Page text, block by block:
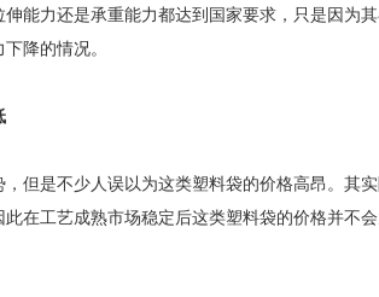
能力还是承重能力都达到国家要求，只是因为
降的情况。
但是不少人误以为这类塑料袋的价格高昂。其
在工艺成熟市场稳定后这类塑料袋的价格并不会